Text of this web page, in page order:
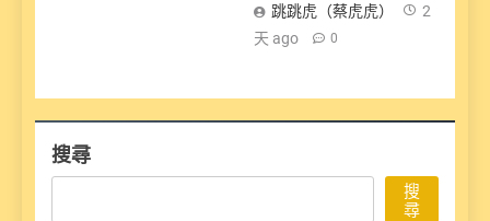
跳跳虎（蔡虎虎）
2
天 ago
0
搜尋
搜
尋